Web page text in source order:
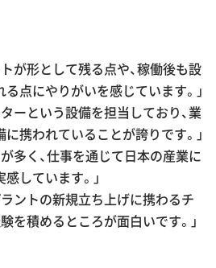
が形として残る点や、稼働後も設
点にやりがいを感じています。」
ーという設備を担当しており、業
携われていることが誇りです。」
多く、仕事を通じて日本の産業に
しています。」
ントの新規立ち上げに携わるチ
を積めるところが面白いです。」